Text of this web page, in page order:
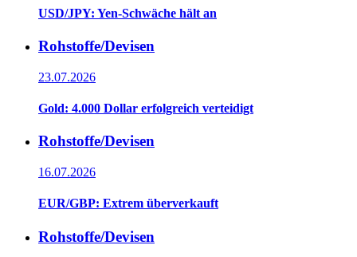
USD/JPY: Yen-Schwäche hält an
Rohstoffe/Devisen
23.07.2026
Gold: 4.000 Dollar erfolgreich verteidigt
Rohstoffe/Devisen
16.07.2026
EUR/GBP: Extrem überverkauft
Rohstoffe/Devisen